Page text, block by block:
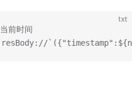
txt
前时间
resBody://